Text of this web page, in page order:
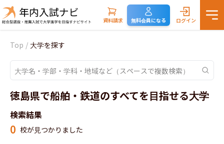
資料請求 無料会員になる ログイン
Top / 大学を探す
徳島県で船舶・鉄道のすべてを目指せる大学
検索結果
0 校が見つかりました